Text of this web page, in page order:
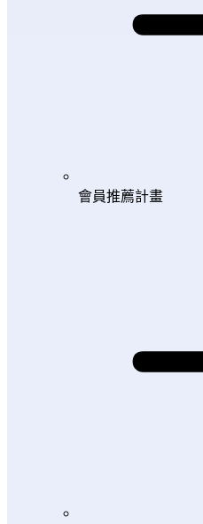
會員推薦計畫